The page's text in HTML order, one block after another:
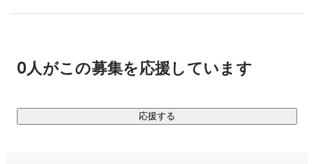
AIと人の力を最大限に活かし、日本の産業と経済の可能性を
0人がこの募集を応援しています
応援する